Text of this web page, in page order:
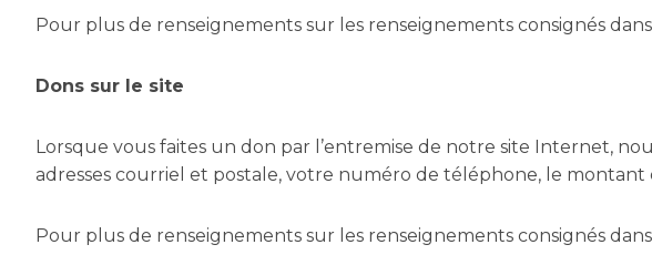
Pour plus de renseignements sur les renseignements consignés
Dons sur le site
Lorsque vous faites un don par l’entremise de notre site Internet,
adresses courriel et postale, votre numéro de téléphone, le
Pour plus de renseignements sur les renseignements consignés